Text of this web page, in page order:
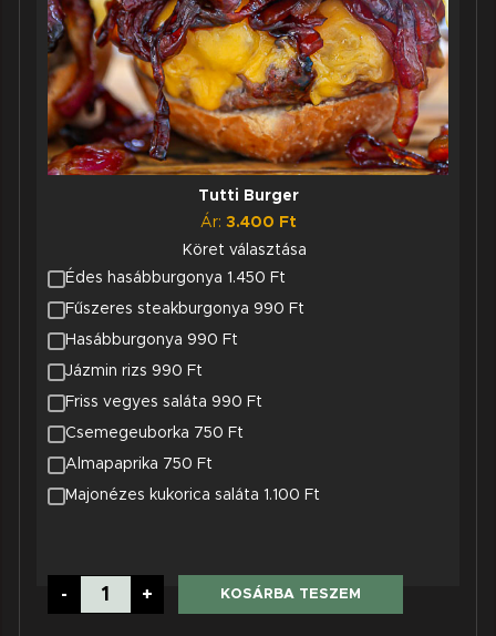
Tutti Burger
Ár: 3.400 Ft
Köret választása
Édes hasábburgonya 1.450 Ft
Fűszeres steakburgonya 990 Ft
Hasábburgonya 990 Ft
Jázmin rizs 990 Ft
Friss vegyes saláta 990 Ft
Csemegeuborka 750 Ft
Almapaprika 750 Ft
Majonézes kukorica saláta 1.100 Ft
-
Burger
mennyiség
+ KOSÁRBA TESZEM